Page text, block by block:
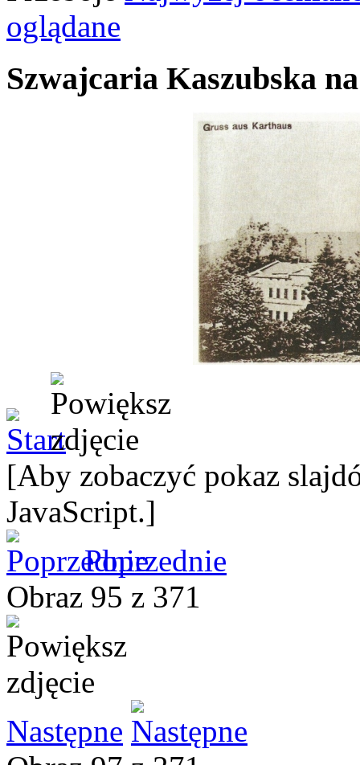
oglądane
Szwajcaria Kaszubska
[Aby zobaczyć pokaz
JavaScript.]
Poprzednie
Obraz 95 z 371
Następne